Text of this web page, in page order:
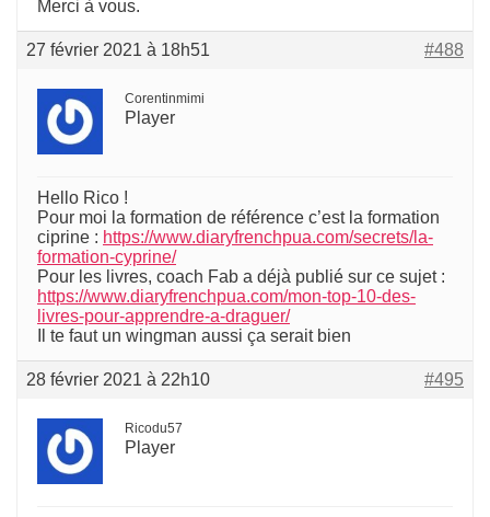
Merci à vous.
27 février 2021 à 18h51 #488
Corentinmimi
Player
Hello Rico !
Pour moi la formation de référence c’est la formation
ciprine : https://www.diaryfrenchpua.com/secrets/la-
formation-cyprine/
Pour les livres, coach Fab a déjà publié sur ce sujet :
https://www.diaryfrenchpua.com/mon-top-10-des-
livres-pour-apprendre-a-draguer/
Il te faut un wingman aussi ça serait bien
28 février 2021 à 22h10 #495
Ricodu57
Player